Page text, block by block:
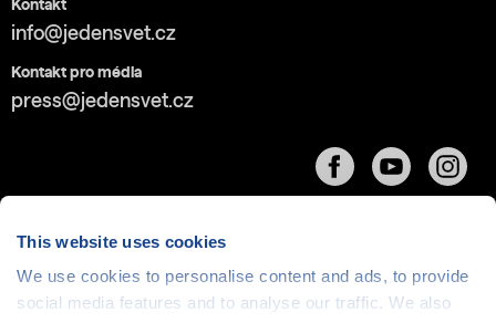
This website uses cookies
We use cookies to personalise content and ads, to provide
social media features and to analyse our traffic. We also
Kontakt
info@jedensvet.cz
Kontakt pro média
press@jedensvet.cz
Cookies| © 1999-2026 Člověk v tísni o.p.s., web běží